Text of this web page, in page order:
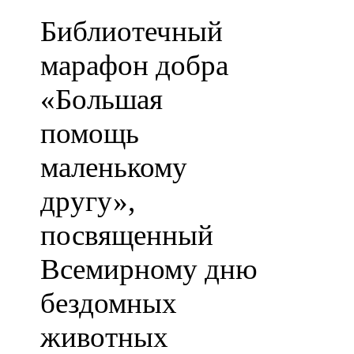
Библиотечный
марафон добра
«Большая
помощь
маленькому
другу»,
посвященный
Всемирному дню
бездомных
животных